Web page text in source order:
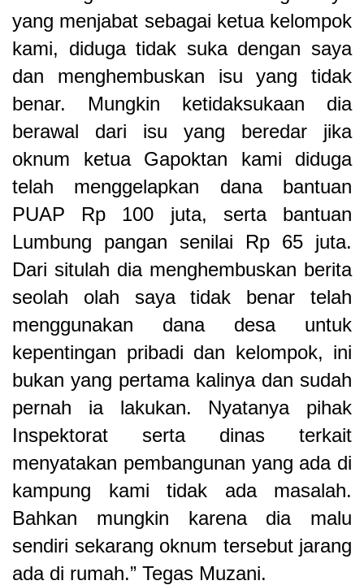
yang menjabat sebagai ketua kelompok
kami, diduga tidak suka dengan saya
dan menghembuskan isu yang tidak
benar. Mungkin ketidaksukaan dia
berawal dari isu yang beredar jika
oknum ketua Gapoktan kami diduga
telah menggelapkan dana bantuan
PUAP Rp 100 juta, serta bantuan
Lumbung pangan senilai Rp 65 juta.
Dari situlah dia menghembuskan berita
seolah olah saya tidak benar telah
menggunakan dana desa untuk
kepentingan pribadi dan kelompok, ini
bukan yang pertama kalinya dan sudah
pernah ia lakukan. Nyatanya pihak
Inspektorat serta dinas terkait
menyatakan pembangunan yang ada di
kampung kami tidak ada masalah.
Bahkan mungkin karena dia malu
sendiri sekarang oknum tersebut jarang
ada di rumah.” Tegas Muzani.